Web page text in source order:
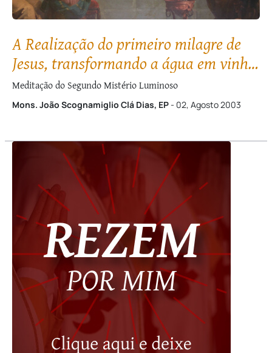
A Realização do primeiro milagre de
Jesus, transformando a água em vinho,
nas Bodas de Caná
Meditação do Segundo Mistério Luminoso
Mons. João Scognamiglio Clá Dias, EP- 02, Agosto 2003